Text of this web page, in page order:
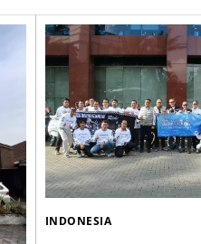
INDONESIA